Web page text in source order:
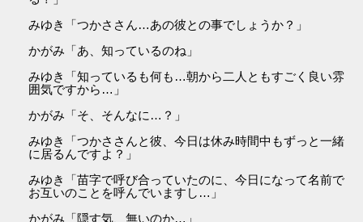
みゆき「つかささん…あの彼との事でしょうか？」
かがみ「あ、知っているのね」
みゆき「知っているも何も…朝から二人ともすごく良い雰
囲気ですから…」
かがみ「そ、そんなに…？」
みゆき「つかささんと彼、今日は休み時間中もずっと一緒
に居るんですよ？」
みゆき「苗字で呼び合っていたのに、今日になって名前で
お互いのことを呼んでいますし…」
かがみ「隠す気、無いのか…」